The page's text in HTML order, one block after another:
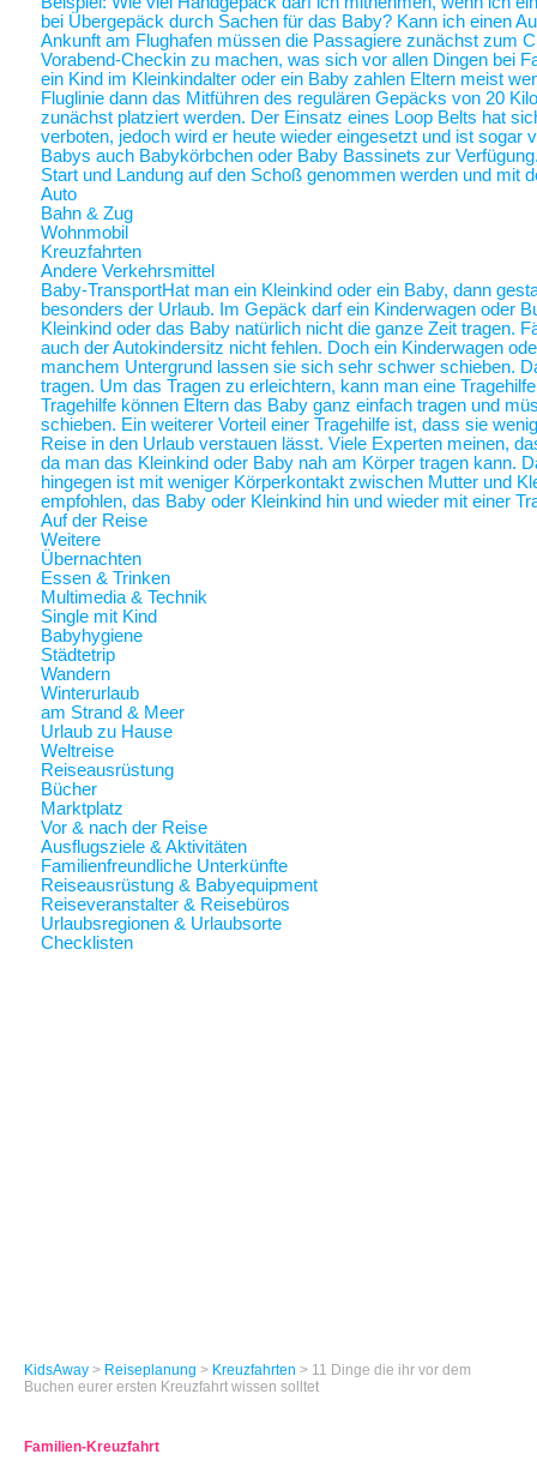
bei Übergepäck durch Sachen für das Baby? Kann ich einen
Ankunft am Flughafen müssen die Passagiere zunächst zum
Vorabend-Checkin zu machen, was sich vor allen Dingen bei
ein Kind im Kleinkindalter oder ein Baby zahlen Eltern meist
Fluglinie dann das Mitführen des regulären Gepäcks von 20
zunächst platziert werden. Der Einsatz eines Loop Belts hat
verboten, jedoch wird er heute wieder eingesetzt und ist sogar
Babys auch Babykörbchen oder Baby Bassinets zur
Start und Landung auf den Schoß genommen werden und mit
Auto
Bahn & Zug
Wohnmobil
Kreuzfahrten
Andere Verkehrsmittel
Baby-TransportHat man ein Kleinkind oder ein Baby, dann
besonders der Urlaub. Im Gepäck darf ein Kinderwagen oder
Kleinkind oder das Baby natürlich nicht die ganze Zeit tragen.
auch der Autokindersitz nicht fehlen. Doch ein Kinderwagen
manchem Untergrund lassen sie sich sehr schwer schieben.
tragen. Um das Tragen zu erleichtern, kann man eine
Tragehilfe können Eltern das Baby ganz einfach tragen und
schieben. Ein weiterer Vorteil einer Tragehilfe ist, dass sie
Reise in den Urlaub verstauen lässt. Viele Experten meinen,
da man das Kleinkind oder Baby nah am Körper tragen kann.
hingegen ist mit weniger Körperkontakt zwischen Mutter und
empfohlen, das Baby oder Kleinkind hin und wieder mit einer
Auf der Reise
Weitere
Übernachten
Essen & Trinken
Multimedia & Technik
Single mit Kind
Babyhygiene
Städtetrip
Wandern
Winterurlaub
am Strand & Meer
Urlaub zu Hause
Weltreise
Reiseausrüstung
Bücher
Marktplatz
Vor & nach der Reise
Ausflugsziele & Aktivitäten
Familienfreundliche Unterkünfte
Reiseausrüstung & Babyequipment
Reiseveranstalter & Reisebüros
Urlaubsregionen & Urlaubsorte
Checklisten
KidsAway > Reiseplanung > Kreuzfahrten > 11 Dinge die ihr vor dem
Buchen eurer ersten Kreuzfahrt wissen solltet
Familien-Kreuzfahrt